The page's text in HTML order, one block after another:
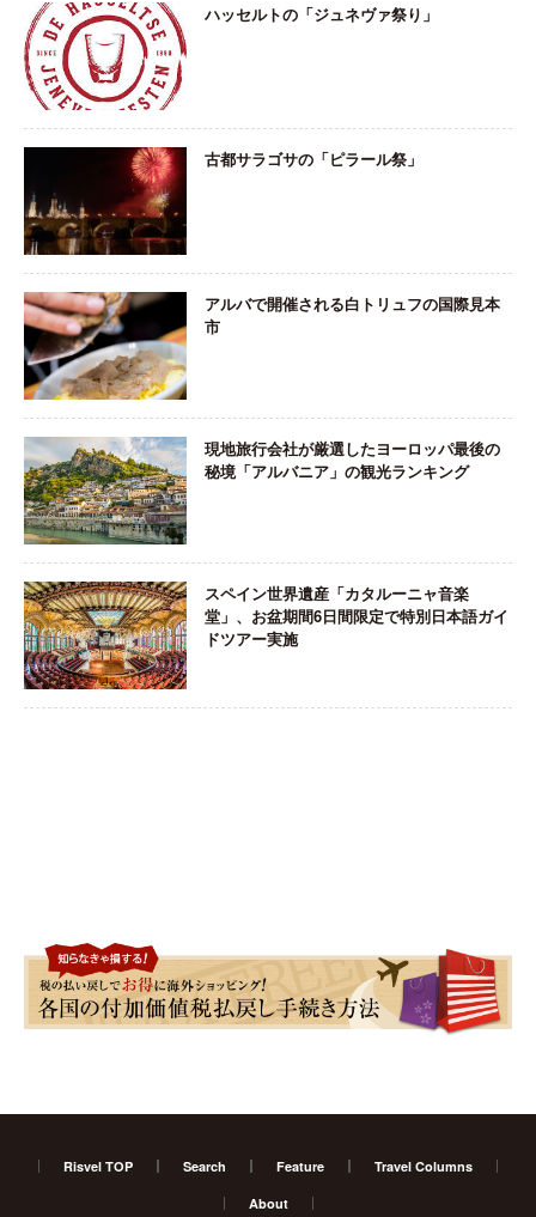
ハッセルトの「ジュネヴァ祭り」
古都サラゴサの「ピラール祭」
アルバで開催される白トリュフの国際見本
市
現地旅行会社が厳選したヨーロッパ最後の
秘境「アルバニア」の観光ランキング
スペイン世界遺産「カタルーニャ音楽
堂」、お盆期間6日間限定で特別日本語ガイ
ドツアー実施
Risvel TOP Search Feature Travel Columns
About